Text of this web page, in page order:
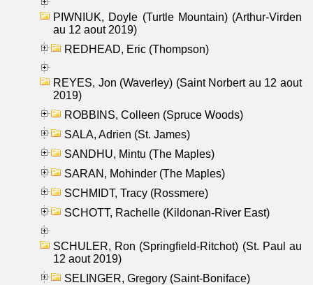
PIWNIUK, Doyle (Turtle Mountain) (Arthur-Virden
au 12 aout 2019)
REDHEAD, Eric (Thompson)
REYES, Jon (Waverley) (Saint Norbert au 12 aout
2019)
ROBBINS, Colleen (Spruce Woods)
SALA, Adrien (St. James)
SANDHU, Mintu (The Maples)
SARAN, Mohinder (The Maples)
SCHMIDT, Tracy (Rossmere)
SCHOTT, Rachelle (Kildonan-River East)
SCHULER, Ron (Springfield-Ritchot) (St. Paul au
12 aout 2019)
SELINGER, Gregory (Saint-Boniface)